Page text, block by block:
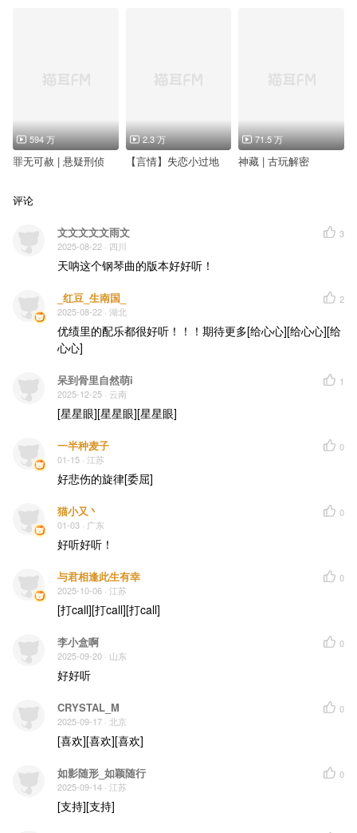
594 万
罪无可赦 | 悬疑刑侦
2.3 万
【言情】失恋小过地
71.5 万
神藏 | 古玩解密
评论
文文文文文雨文
2025-08-22 · 四川
3
天呐这个钢琴曲的版本好好听！
_红豆_生南国_
2025-08-22 · 湖北
2
优绩里的配乐都很好听！！！期待更多[给心心][给心心][给
心心]
呆到骨里自然萌i
2025-12-25 · 云南
1
[星星眼][星星眼][星星眼]
一半种麦子
01-15 · 江苏
0
好悲伤的旋律[委屈]
猫小又丶
01-03 · 广东
0
好听好听！
与君相逢此生有幸
2025-10-06 · 江苏
0
[打call][打call][打call]
李小盒啊
2025-09-20 · 山东
0
好好听
CRYSTAL_M
2025-09-17 · 北京
0
[喜欢][喜欢][喜欢]
如影随形_如颖随行
2025-09-14 · 江苏
0
[支持][支持]